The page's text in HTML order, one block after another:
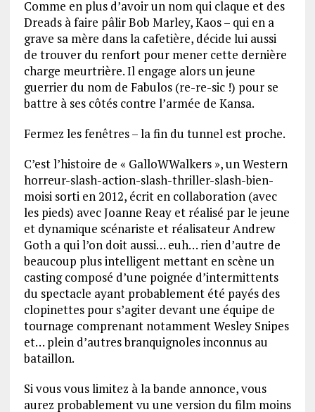
Comme en plus d’avoir un nom qui claque et des
Dreads à faire pâlir Bob Marley, Kaos – qui en a
grave sa mère dans la cafetière, décide lui aussi
de trouver du renfort pour mener cette dernière
charge meurtrière. Il engage alors un jeune
guerrier du nom de Fabulos (re-re-sic !) pour se
battre à ses côtés contre l’armée de Kansa.
Fermez les fenêtres – la fin du tunnel est proche.
C’est l’histoire de « GalloWWalkers », un Western
horreur-slash-action-slash-thriller-slash-bien-
moisi sorti en 2012, écrit en collaboration (avec
les pieds) avec Joanne Reay et réalisé par le jeune
et dynamique scénariste et réalisateur Andrew
Goth a qui l’on doit aussi… euh… rien d’autre de
beaucoup plus intelligent mettant en scène un
casting composé d’une poignée d’intermittents
du spectacle ayant probablement été payés des
clopinettes pour s’agiter devant une équipe de
tournage comprenant notamment Wesley Snipes
et… plein d’autres branquignoles inconnus au
bataillon.
Si vous vous limitez à la bande annonce, vous
aurez probablement vu une version du film moins